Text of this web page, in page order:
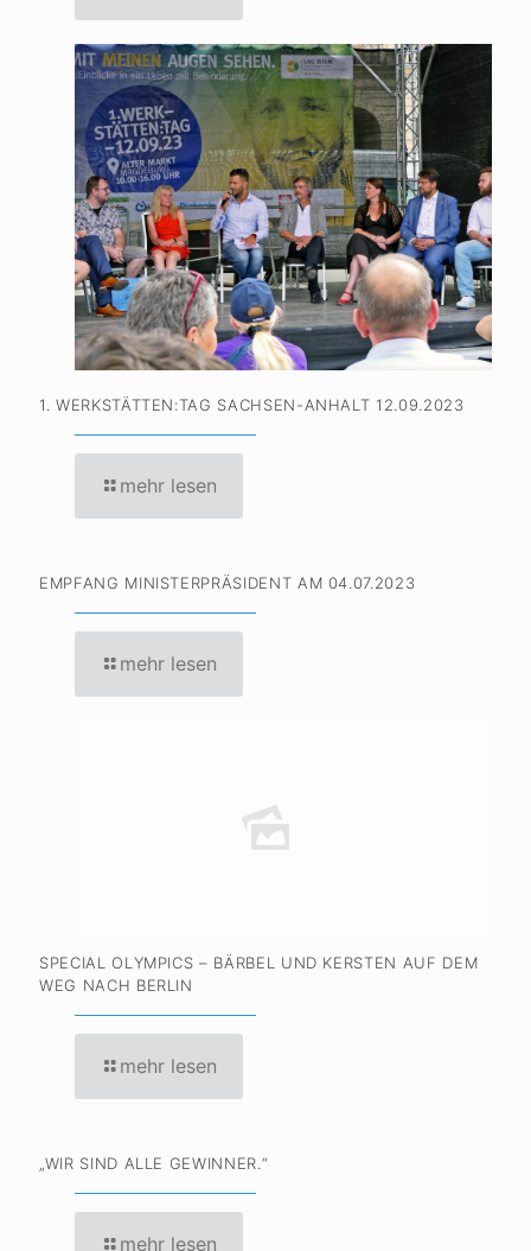
1. WERKSTÄTTEN:TAG SACHSEN-ANHALT 12.09.2023
mehr lesen
EMPFANG MINISTERPRÄSIDENT AM 04.07.2023
mehr lesen
SPECIAL OLYMPICS – BÄRBEL UND KERSTEN AUF DEM
WEG NACH BERLIN
mehr lesen
„WIR SIND ALLE GEWINNER.“
mehr lesen